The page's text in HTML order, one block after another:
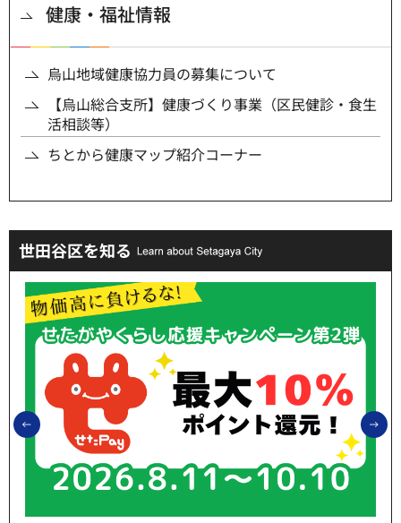
健康・福祉情報
烏山地域健康協力員の募集について
【烏山総合支所】健康づくり事業（区民健診・食生
活相談等）
ちとから健康マップ紹介コーナー
世田谷区を知る
前のスライドを表示